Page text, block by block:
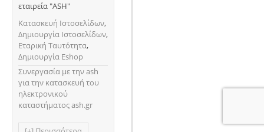
εταιρεία "ASH"
Κατασκευή Ιστοσελίδων,
Δημιουργία Ιστοσελίδων,
Εταρική Ταυτότητα,
Δημιουργία Eshop
Συνεργασία με την ash
για την κατασκευή του
ηλεκτρονικού
καταστήματος ash.gr